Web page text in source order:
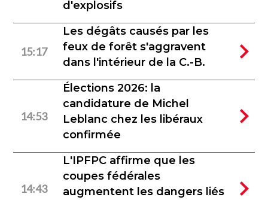
d'explosifs
15:17
Les dégâts causés par les
feux de forêt s'aggravent
dans l'intérieur de la C.-B.
14:53
Élections 2026: la
candidature de Michel
Leblanc chez les libéraux
confirmée
14:43
L'IPFPC affirme que les
coupes fédérales
augmentent les dangers liés